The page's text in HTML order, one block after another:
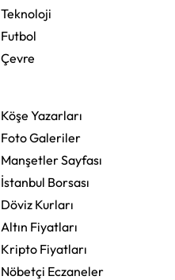
Teknoloji
Futbol
Çevre
Köşe Yazarları
Foto Galeriler
Manşetler Sayfası
İstanbul Borsası
Döviz Kurları
Altın Fiyatları
Kripto Fiyatları
Nöbetçi Eczaneler